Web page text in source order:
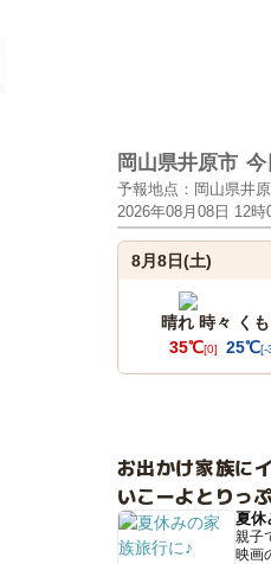
岡山県井原市 今
予報地点：岡山県井
2026年08月08日 12時
8月8日(土)
晴れ 時々 くも
35℃[0] 25℃[-
お出かけ家族に
いこーよとりっ
夏休
親子
映画